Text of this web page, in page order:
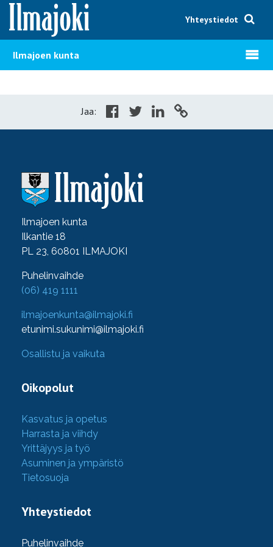
Hyppää sisältöön
Yhteystiedot
Ilmajoen kunta Avaa
Jaa:
Ilmajoen kunta
Ilkantie 18
PL 23, 60801 ILMAJOKI
Puhelinvaihde
(06) 419 1111
ilmajoenkunta@ilmajoki.fi
etunimi.sukunimi@ilmajoki.fi
Osallistu ja vaikuta
Oikopolut
Kasvatus ja opetus
Harrasta ja viihdy
Yrittäjyys ja työ
Asuminen ja ympäristö
Tietosuoja
Yhteystiedot
Puhelinvaihde